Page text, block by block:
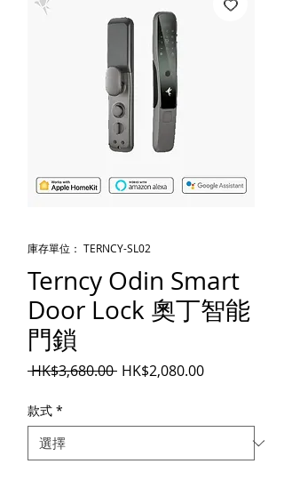
庫存單位： TERNCY-SL02
Terncy Odin Smart
Door Lock 奧丁智能
門鎖
HK$3,680.00 一般價格
HK$2,080.00促銷價格
款式 *